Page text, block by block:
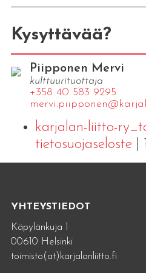
Kysyttävää?
Piipponen Mervi
kulttuurituottaja
+358 40 583 9295
karjalan-liitto-
tietosuojaseloste|
YHTEYSTIEDOT
Käpylänkuja 1
00610 Helsinki
toimisto(at)karjalanliitto.fi